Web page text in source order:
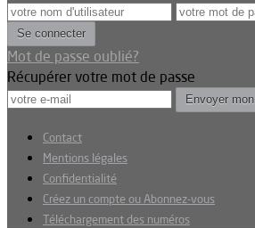
Mot de passe oublié?
Récupérer votre mot de passe
Contact
Mentions légales
Confidentialité
Créez un compte ou Abonnez-vous
Téléchargement des numéros